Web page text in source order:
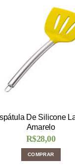
De Silicone
Amarelo
R$28,00
COMPRAR